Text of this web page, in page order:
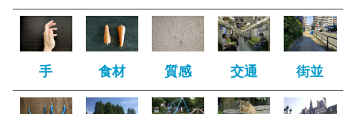
手 食材 質感 交通 街並